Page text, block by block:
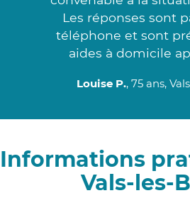
Les réponses sont
téléphone et sont
aides à domicile
Louise P., 75 ans,
Informations
Vals-les-